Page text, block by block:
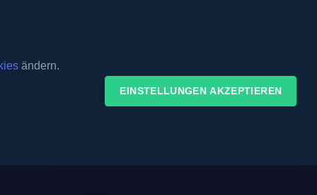
ändern.
EINSTELLUNGEN AKZEPTIEREN
Gameserver VPN SSL